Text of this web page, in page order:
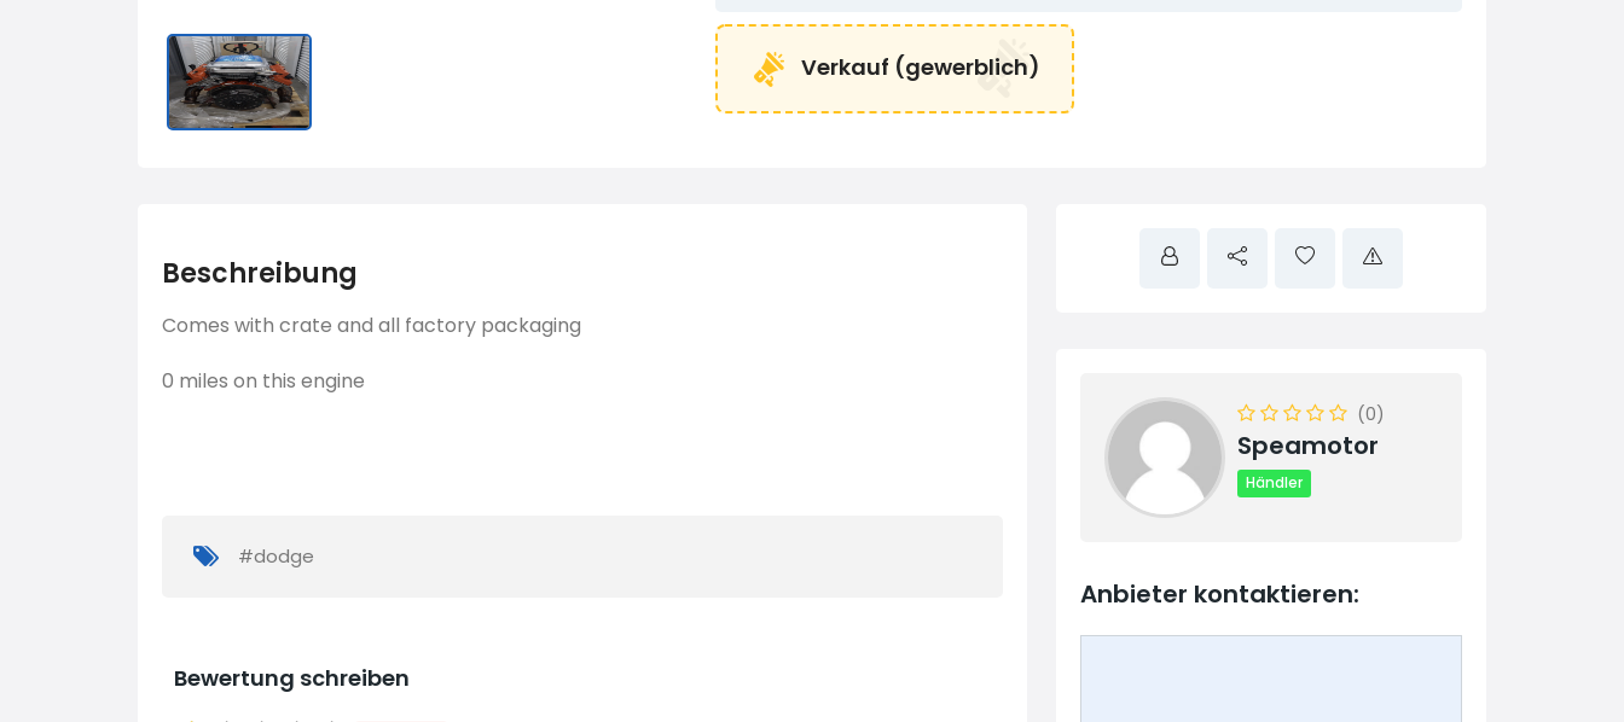
Verkauf (gewerblich)
Beschreibung
Comes with crate and all factory packaging
0 miles on this engine
#dodge
Bewertung schreiben
(0)
Speamotor
Händler
Anbieter kontaktieren: